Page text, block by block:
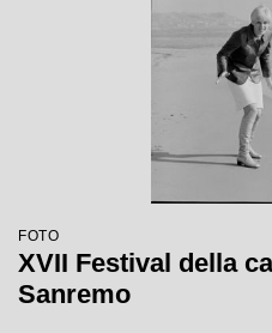
FOTO
XVII Festival della
Sanremo